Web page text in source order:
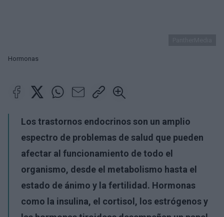
Hormonas
Los trastornos endocrinos son un amplio
espectro de problemas de salud que pueden
afectar al funcionamiento de todo el
organismo, desde el metabolismo hasta el
estado de ánimo y la fertilidad. Hormonas
como la insulina, el cortisol, los estrógenos y